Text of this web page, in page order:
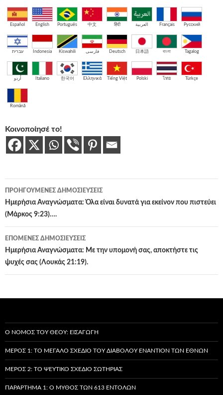
Español English Português 中文 हिंदी العربية Français Русский
עברית Indonesia Kiswahili فارسی Deutsch 日本語 বাংলা Tagalog
اُردو Italiano 한국어 Ελληνικά Tiếng Việt Polski ไทย Türkçe
Română
Κοινοποίησέ το!
Πλοήγηση
άρθρων
ΠΡΟΗΓΟΎΜΕΝΕΣ ΔΗΜΟΣΙΕΎΣΕΙΣ
Ημερήσια Αναγνώσματα: Όλα είναι δυνατά για εκείνον που πιστεύει
(Μάρκος 9:23)….
ΕΠΌΜΕΝΕΣ ΔΗΜΟΣΙΕΎΣΕΙΣ
Ημερήσια Αναγνώσματα: Με την υπομονή σας, αποκτήστε τις
ψυχές σας (Λουκάς 21:19).
Ο ΝΌΜΟΣ ΤΟΥ ΘΕΟΎ: ΕΙΣΑΓΩΓΉ
ΜΈΡΟΣ 1: ΤΟ ΜΕΓΆΛΟ ΣΧΈΔΙΟ ΤΟΥ ΔΙΑΒΌΛΟΥ ΕΝΑΝΤΊΟΝ ΤΩΝ ΕΘΝΏΝ
ΜΈΡΟΣ 2: ΤΟ ΨΕΎΤΙΚΟ ΣΧΈΔΙΟ ΣΩΤΗΡΊΑΣ
ΠΑΡΆΡΤΗΜΑ 1: Ο ΜΎΘΟΣ ΤΩΝ 613 ΕΝΤΟΛΏΝ